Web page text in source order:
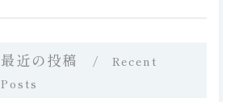
最近の投稿
Recent
Posts